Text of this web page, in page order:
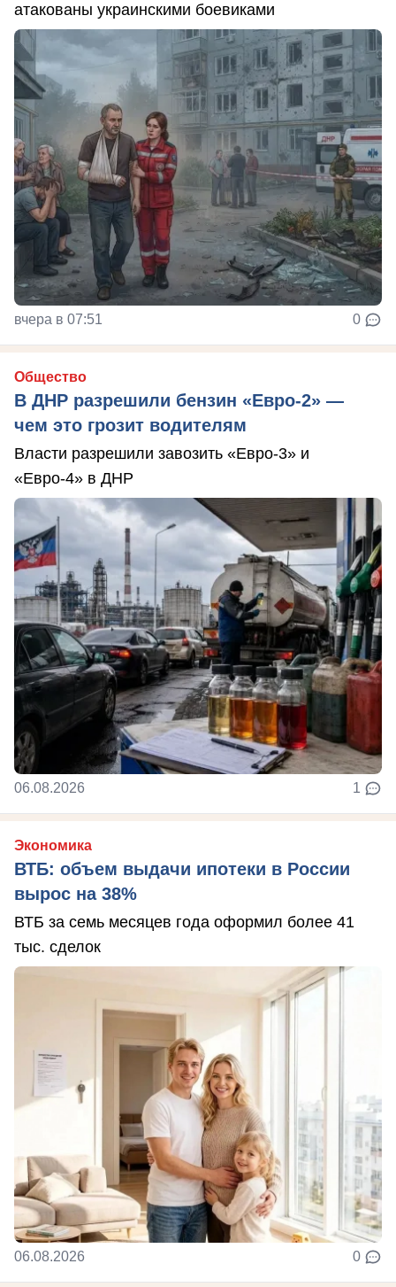
атакованы украинскими боевиками
вчера в 07:51 0
Общество
В ДНР разрешили бензин «Евро-2» —
чем это грозит водителям
Власти разрешили завозить «Евро-3» и
«Евро-4» в ДНР
06.08.2026 1
Экономика
ВТБ: объем выдачи ипотеки в России
вырос на 38%
ВТБ за семь месяцев года оформил более 41
тыс. сделок
06.08.2026 0